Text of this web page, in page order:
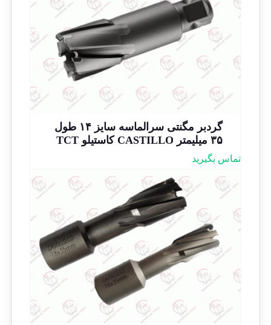
گردبر مگنتی سرالماسه سایز ۱۴ طول
۳۵ میلیمتر CASTILLO کاستیلو TCT
تماس بگیرید